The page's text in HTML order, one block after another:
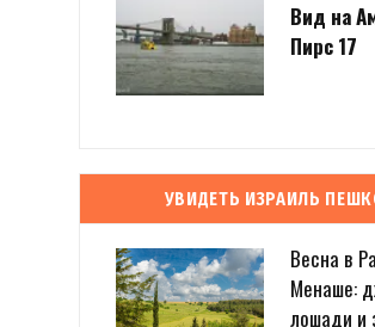
Вид на
Пирс 17
УВИДЕТЬ ИЗРАИЛЬ
Весна в
Менаше:
лошади и